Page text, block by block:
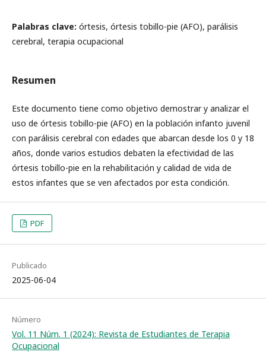
Palabras clave: órtesis, órtesis tobillo-pie (AFO), parálisis
cerebral, terapia ocupacional
Resumen
Este documento tiene como objetivo demostrar y analizar el
uso de órtesis tobillo-pie (AFO) en la población infanto juvenil
con parálisis cerebral con edades que abarcan desde los 0 y 18
años, donde varios estudios debaten la efectividad de las
órtesis tobillo-pie en la rehabilitación y calidad de vida de
estos infantes que se ven afectados por esta condición.
PDF
Publicado
2025-06-04
Número
Vol. 11 Núm. 1 (2024): Revista de Estudiantes de Terapia
Ocupacional